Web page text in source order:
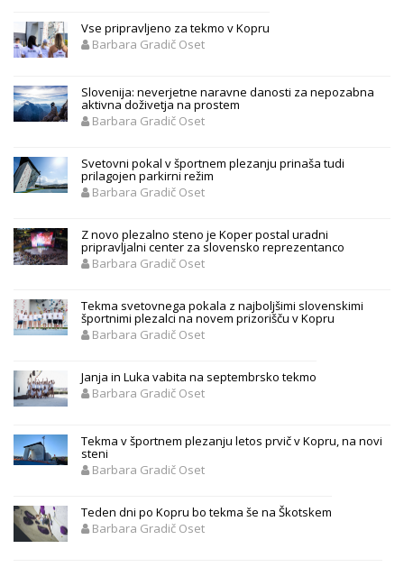
Vse pripravljeno za tekmo v Kopru
Barbara Gradič Oset
Slovenija: neverjetne naravne danosti za nepozabna
aktivna doživetja na prostem
Barbara Gradič Oset
Svetovni pokal v športnem plezanju prinaša tudi
prilagojen parkirni režim
Barbara Gradič Oset
Z novo plezalno steno je Koper postal uradni
pripravljalni center za slovensko reprezentanco
Barbara Gradič Oset
Tekma svetovnega pokala z najboljšimi slovenskimi
športnimi plezalci na novem prizorišču v Kopru
Barbara Gradič Oset
Janja in Luka vabita na septembrsko tekmo
Barbara Gradič Oset
Tekma v športnem plezanju letos prvič v Kopru, na novi
steni
Barbara Gradič Oset
Teden dni po Kopru bo tekma še na Škotskem
Barbara Gradič Oset